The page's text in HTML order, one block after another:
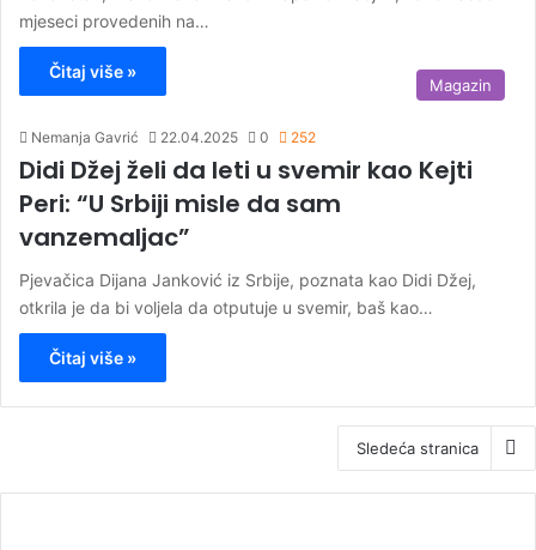
mjeseci provedenih na…
Čitaj više »
Magazin
Nemanja Gavrić 22.04.2025 0 252
Didi Džej želi da leti u svemir kao Kejti
Peri: “U Srbiji misle da sam
vanzemaljac”
Pjevačica Dijana Janković iz Srbije, poznata kao Didi Džej,
otkrila je da bi voljela da otputuje u svemir, baš kao…
Čitaj više »
Sledeća stranica